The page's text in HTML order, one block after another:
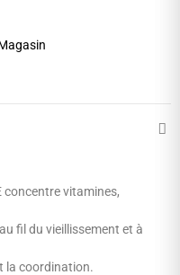
concentre vitamines,
fil du vieillissement et à
la coordination.